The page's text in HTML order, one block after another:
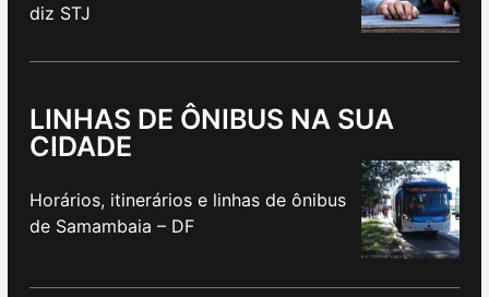
diz STJ
LINHAS DE ÔNIBUS NA SUA
CIDADE
Horários, itinerários e linhas de ônibus
de Samambaia – DF